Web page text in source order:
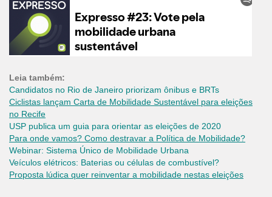
Leia também:
Candidatos no Rio de Janeiro priorizam ônibus e BRTs
Ciclistas lançam Carta de Mobilidade Sustentável para eleições
no Recife
USP publica um guia para orientar as eleições de 2020
Para onde vamos? Como destravar a Política de Mobilidade?
Webinar: Sistema Único de Mobilidade Urbana
Veículos elétricos: Baterias ou células de combustível?
Proposta lúdica quer reinventar a mobilidade nestas eleições